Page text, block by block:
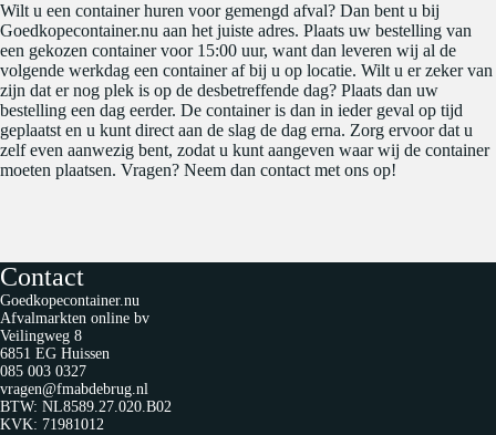
Wilt u een container huren voor gemengd afval? Dan bent u bij
Goedkopecontainer.nu aan het juiste adres. Plaats uw bestelling van
een gekozen container voor 15:00 uur, want dan leveren wij al de
volgende werkdag een container af bij u op locatie. Wilt u er zeker van
zijn dat er nog plek is op de desbetreffende dag? Plaats dan uw
bestelling een dag eerder. De container is dan in ieder geval op tijd
geplaatst en u kunt direct aan de slag de dag erna. Zorg ervoor dat u
zelf even aanwezig bent, zodat u kunt aangeven waar wij de container
moeten plaatsen. Vragen? Neem dan contact met ons op!
Contact
Goedkopecontainer.nu
Afvalmarkten online bv
Veilingweg 8
6851 EG Huissen
085 003 0327
vragen@fmabdebrug.nl
BTW: NL8589.27.020.B02
KVK: 71981012